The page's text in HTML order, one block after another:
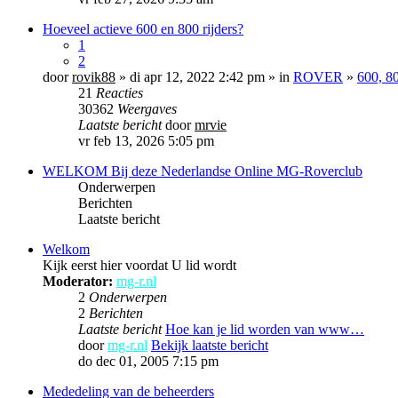
Hoeveel actieve 600 en 800 rijders?
1
2
doorrovik88 » di apr 12, 2022 2:42 pm » in ROVER » 600,
21 Reacties
30362 Weergaves
Laatste berichtdoormrvie
vr feb 13, 2026 5:05 pm
WELKOM Bij deze Nederlandse Online MG-Roverclub
Onderwerpen
Berichten
Laatste bericht
Welkom
Kijk eerst hier voordat U lid wordt
Moderator: mg-r.nl
2 Onderwerpen
2 Berichten
Laatste bericht Hoe kan je lid worden van www…
doormg-r.nl Bekijk laatste bericht
do dec 01, 2005 7:15 pm
Mededeling van de beheerders